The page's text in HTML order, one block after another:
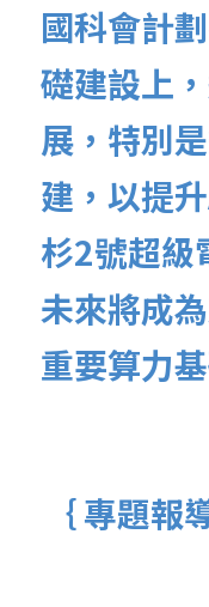
國科會計
礎建設上
展，特別
建，以提
杉2號超級
未來將成
重要算力
｛ 專題報